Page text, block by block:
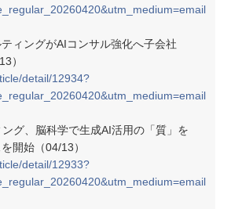
ティングがAIコンサル強化へ子会社
）
detail/12934?
ング、脳科学で生成AI活用の「質」を
開始（04/13）
detail/12933?